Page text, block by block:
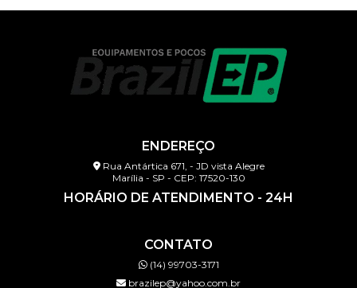
ENDEREÇO
Rua Antártica 671, - JD vista Alegre
Marília - SP - CEP: 17520-130
HORÁRIO DE ATENDIMENTO - 24H
CONTATO
(14) 99703-3171
brazilep@yahoo.com.br